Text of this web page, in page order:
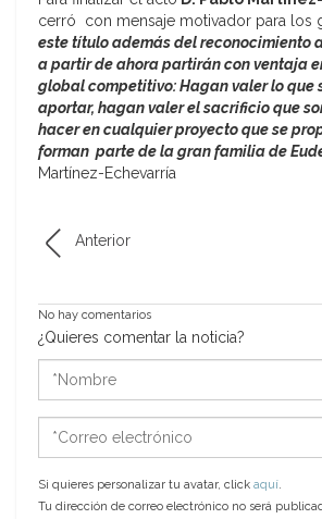
cerró con mensaje motivador para los
este título además del reconocimiento
a partir de ahora partirán con ventaja
global competitivo: Hagan valer lo que
aportar, hagan valer el sacrificio que
hacer en cualquier proyecto que se
forman parte de la gran familia de
Martínez-Echevarría
Anterior
No hay comentarios
¿Quieres comentar la noticia?
*Nombre
*Correo
electrónico
Si quieres personalizar tu avatar, click aquí.
Tu dirección de correo electrónico no será